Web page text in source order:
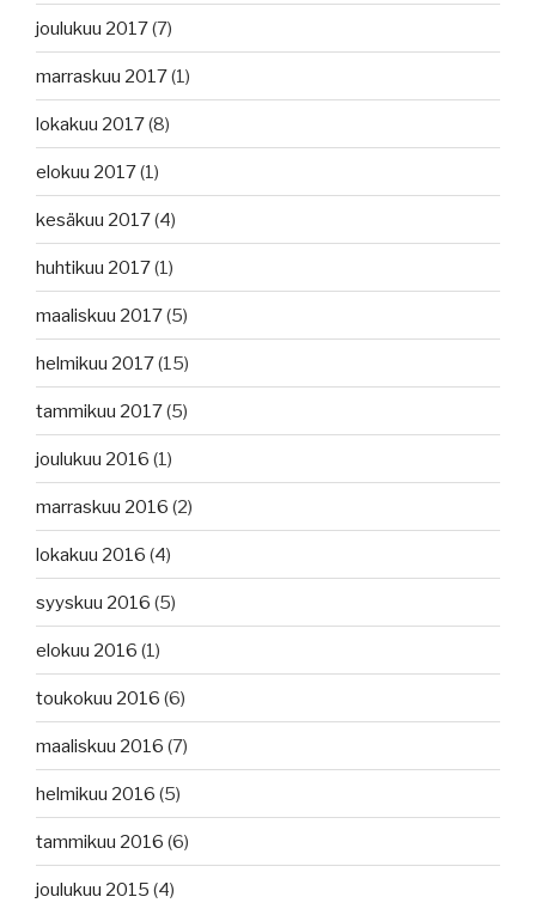
joulukuu 2017(7)
marraskuu 2017(1)
lokakuu 2017(8)
elokuu 2017(1)
kesäkuu 2017(4)
huhtikuu 2017(1)
maaliskuu 2017(5)
helmikuu 2017(15)
tammikuu 2017(5)
joulukuu 2016 (1)
marraskuu 2016 (2)
lokakuu 2016 (4)
syyskuu 2016 (5)
elokuu 2016 (1)
toukokuu 2016 (6)
maaliskuu 2016 (7)
helmikuu 2016 (5)
tammikuu 2016 (6)
joulukuu 2015 (4)